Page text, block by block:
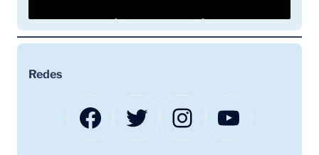
Redes
Facebook Twitter Instagram YouTube